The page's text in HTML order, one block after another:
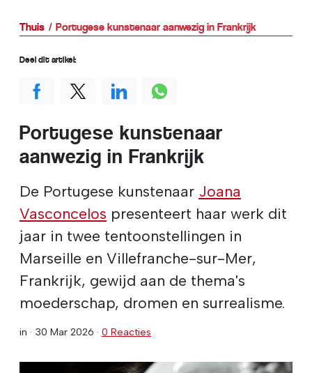
Thuis Portugese kunstenaar aanwezig in Frankrijk
Portugese kunstenaar
aanwezig in Frankrijk
De Portugese kunstenaar Joana
Vasconcelos presenteert haar werk dit
jaar in twee tentoonstellingen in
Marseille en Villefranche-sur-Mer,
Frankrijk, gewijd aan de thema's
moederschap, dromen en surrealisme.
in · 30 Mar 2026 · 0 Reacties
Deel dit artikel: